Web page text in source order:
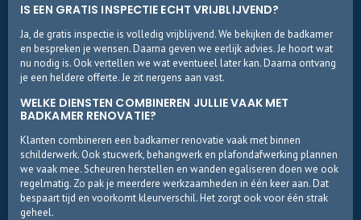
IS EEN GRATIS INSPECTIE ECHT VRIJBLIJVEND?
Ja, de gratis inspectie is volledig vrijblijvend. We bekijken de badkamer
en bespreken je wensen. Daarna geven we eerlijk advies. Je hoort wat
nu nodig is. Ook vertellen we wat eventueel later kan. Daarna ontvang
je een heldere offerte. Je zit nergens aan vast.
WELKE DIENSTEN COMBINEREN JULLIE VAAK MET
BADKAMER RENOVATIE?
Klanten combineren een badkamer renovatie vaak met binnen
schilderwerk. Ook stucwerk, behangwerk en plafondafwerking plannen
we vaak mee. Scheuren herstellen en wanden egaliseren doen we ook
regelmatig. Zo pak je meerdere werkzaamheden in één keer aan. Dat
bespaart tijd en voorkomt kleurverschil. Het zorgt ook voor één strak
geheel.